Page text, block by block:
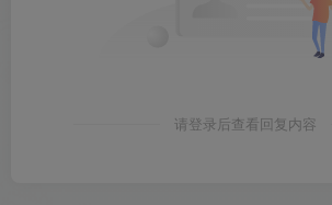
请登录后查看回复内容